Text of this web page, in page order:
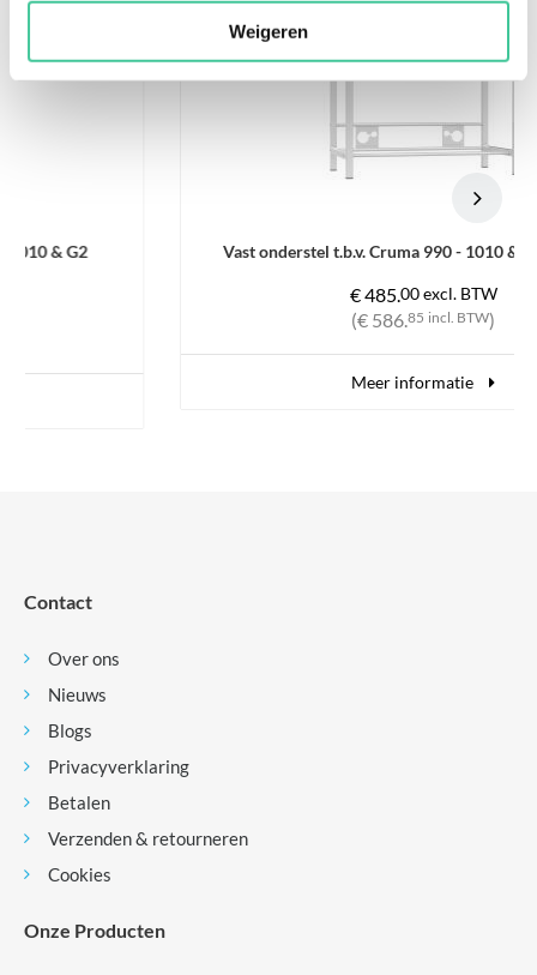
Weigeren
Vast onderstel t.b.v. Cruma 990 - 1010 & G2 werkbank
excl. BTW
incl. BTW )
Meer informatie
Contact
Over ons
Nieuws
Blogs
Privacyverklaring
Betalen
Verzenden & retourneren
Cookies
Onze Producten